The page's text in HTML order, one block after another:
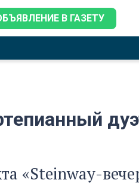
В ГАЗЕТУ
«Steinway-